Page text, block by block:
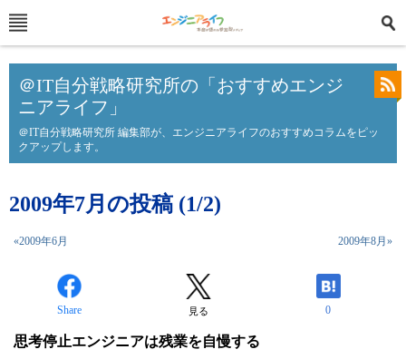
＠IT自分戦略研究所の「おすすめエンジ
ニアライフ」
＠IT自分戦略研究所 編集部が、エンジニアライフのおすすめコラムをピッ
クアップします。
2009年7月の投稿 (1/2)
«2009年6月 2009年8月»
Share 見る 0
思考停止エンジニアは残業を自慢する